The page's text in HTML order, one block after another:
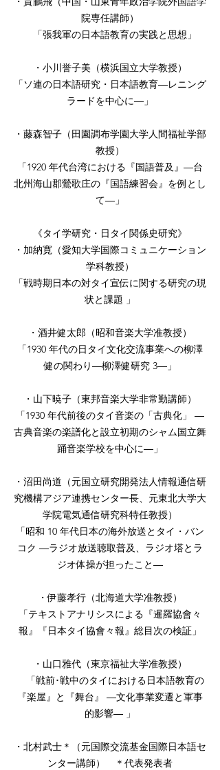
院専任講師）
「張我軍の日本語教育の実践と思想」
・小川誉子美（横浜国立大学教授）
「ソ連の日本語研究・日本語教育―レニング
ラードを中心に―」
・藤森智子（田園調布学園大学人間福祉学部
教授）
「1920 年代台湾における『国語普及』―台
北州海山郡鶯歌庄の『国語練習会』を例とし
て―」
《タイ学研究・日タイ関係史研究》
・加納寛（愛知大学国際コミュニケーション
学科教授）
「戦時期日本の対タイ宣伝に関する研究の現
状と課題 」
・酒井健太郎（昭和音楽大学准教授）
「1930 年代の日タイ文化交流事業への柳澤
健の関わり―柳澤健研究 3―」
・山下暁子（東邦音楽大学非常勤講師）
「1930 年代前後のタイ音楽の「古典化」 ―
古典音楽の楽譜化と設立初期のシャム国立舞
踊音楽学校を中心に―」
・沼田尚道（元国立研究開発法人情報通信研
究機構アジア連携センター長、元東北大学大
学院電気通信研究科特任教授）
「昭和 10 年代日本の海外放送とタイ・バン
コク ―ラジオ放送聴取普及、ラジオ塔とラ
ジオ体操が担ったこと―
・伊藤孝行（北海道大学准教授）
「テキストアナリシスによる『暹羅協會々
報』『日本タイ協會々報』総目次の検証」
・山口雅代（東京福祉大学准教授）
「戦前･戦中のタイにおける日本語教育の
『楽屋』と『舞台』 ―文化事業変遷と軍事
的影響― 」
・北村武士＊（元国際交流基金国際日本語セ
ンター講師） ＊代表発表者